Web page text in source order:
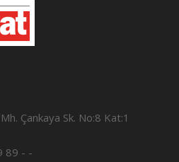
Çankaya Sk. No:8 Kat:1
89 - -